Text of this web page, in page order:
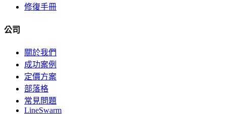
修復手冊
公司
關於我們
成功案例
定價方案
部落格
常見問題
LineSwarm